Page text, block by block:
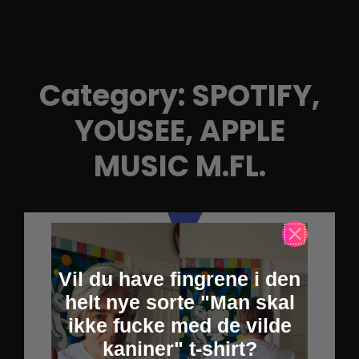
Category: SPOTIFY,
YOUSEE, APPLE
MUSIC M.FL.
Vil du have fingrene i den
helt nye sorte "Man skal
ikke fucke med de vilde
kaniner" t-shirt?